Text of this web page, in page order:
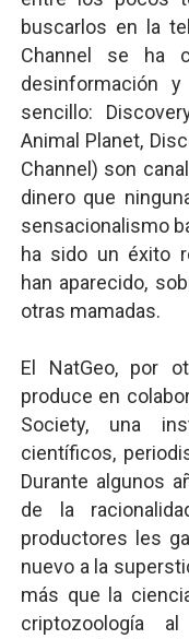
buscarlos en la
Channel se ha
desinformación
sencillo:
Animal Planet,
Channel) son
dinero que
sensacionalismo
ha sido un éxito
han aparecido,
otras mamadas.
El NatGeo, por
produce en
Society, una
científicos,
Durante algunos
de la
productores les
nuevo a la
más que la
criptozoología